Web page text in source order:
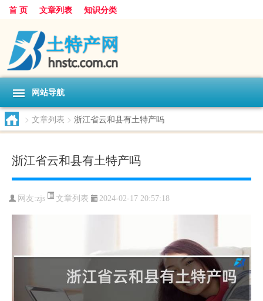
首 页 文章列表 知识分类
网站导航
> 文章列表 > 浙江省云和县有土特产吗
浙江省云和县有土特产吗
网友:zjs 文章列表 2024-02-17 20:57:18